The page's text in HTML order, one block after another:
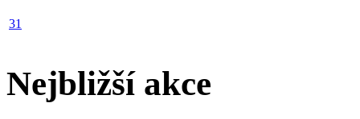
31
Nejbližší akce